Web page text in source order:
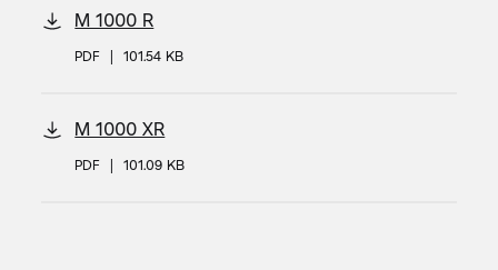
M 1000 R
PDF | 101.54 KB
M 1000 XR
PDF | 101.09 KB